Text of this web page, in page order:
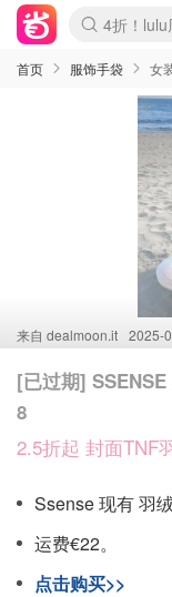
Boticinal
4折！
速领！
Zalando
首页 服饰手袋 女
来自 dealmoon.it 2025-
[已过期]
8
2.5折起 封面TNF
Ssense 现有 羽
运费€22。
点击购买>>